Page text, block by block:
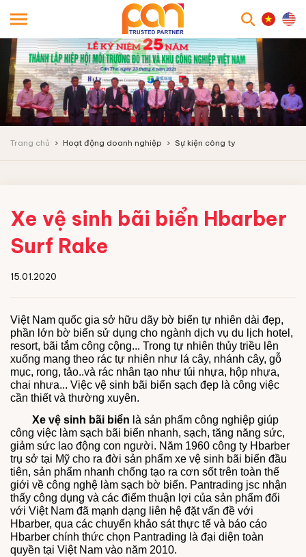
Trang chủ Hoạt động doanh nghiệp Sự kiện công ty
Xe vệ sinh bãi biển Hbarber
Surf Rake
15.01.2020
Việt Nam quốc gia sở hữu dãy bờ biển tự nhiên dài đẹp,
phần lớn bờ biển sử dụng cho ngành dịch vụ du lịch hotel,
resort, bãi tắm công cộng... Trong tự nhiên thủy triều lên
xuống mang theo rác tự nhiên như lá cây, nhánh cây, gỗ
mục, rong, tảo..và rác nhân tạo như túi nhựa, hộp nhựa,
chai nhưa... Việc vệ sinh bãi biển sạch đẹp là công việc
cần thiết và thường xuyên.
Xe vệ sinh bãi biển là sản phẩm công nghiệp giúp
công việc làm sạch bãi biển nhanh, sạch, tăng năng sức,
giảm sức lao động con người. Năm 1960 công ty Hbarber
trụ sở tại Mỹ cho ra đời sản phẩm xe vệ sinh bãi biển đầu
tiên, sản phẩm nhanh chống tạo ra cơn sốt trên toàn thế
giới về công nghệ làm sạch bờ biển. Pantrading jsc nhận
thấy công dụng và các điểm thuận lợi của sản phẩm đối
với Việt Nam đã mạnh dạng liên hệ đặt vấn đề với
Hbarber, qua các chuyến khảo sát thực tế và báo cáo
Hbarber chính thức chọn Pantrading là đại diện toàn
quyền tại Việt Nam vào năm 2010.